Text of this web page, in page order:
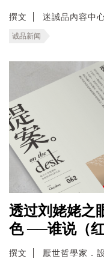
撰文 迷誠品內容中
诚品新闻
透过刘姥姥之
色 ──谁说（
撰文 厭世哲學家．